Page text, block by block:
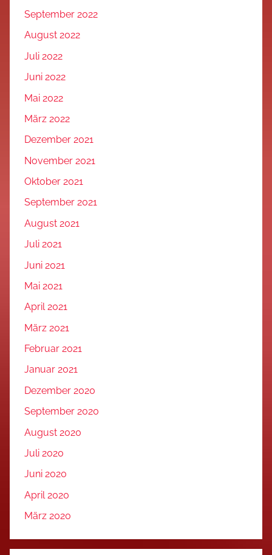
September 2022
August 2022
Juli 2022
Juni 2022
Mai 2022
März 2022
Dezember 2021
November 2021
Oktober 2021
September 2021
August 2021
Juli 2021
Juni 2021
Mai 2021
April 2021
März 2021
Februar 2021
Januar 2021
Dezember 2020
September 2020
August 2020
Juli 2020
Juni 2020
April 2020
März 2020